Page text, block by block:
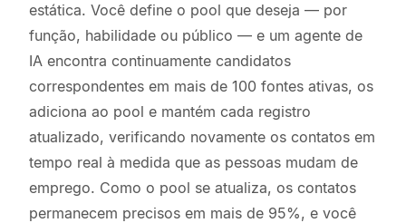
estática. Você define o pool que deseja — por
função, habilidade ou público — e um agente de
IA encontra continuamente candidatos
correspondentes em mais de 100 fontes ativas, os
adiciona ao pool e mantém cada registro
atualizado, verificando novamente os contatos em
tempo real à medida que as pessoas mudam de
emprego. Como o pool se atualiza, os contatos
permanecem precisos em mais de 95%, e você